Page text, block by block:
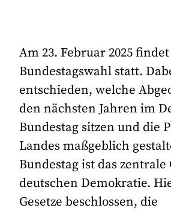
Am 23. Februar 2025
Bundestagswahl statt.
entschieden, welche
den nächsten Jahren im
Bundestag sitzen und die
Landes maßgeblich
Bundestag ist das
deutschen Demokratie.
Gesetze beschlossen, die